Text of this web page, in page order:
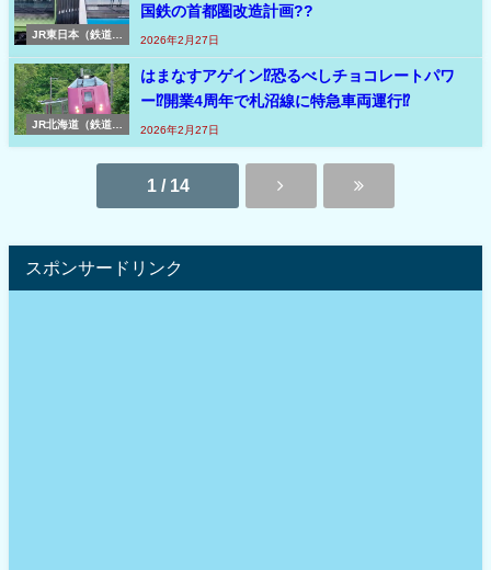
幹線）
JR東日本（鉄道コ
国鉄の首都圏改造計画??
2026年2月27日
JR北海道（鉄道ニ
はまなすアゲイン⁉恐るべしチョコレートパワ
ー⁉開業4周年で札沼線に特急車両運行⁉
2026年2月27日
1 / 14
スポンサードリンク